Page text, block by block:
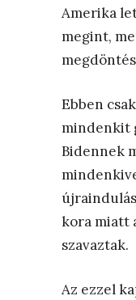
Amerika
megint,
Ebben
mindenkit
Bidennek
kora miatt
szavaztak.
Az ezzel